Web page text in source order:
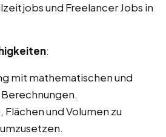
und Freelancer Jobs in
:
mit mathematischen und
Flächen und Volumen zu